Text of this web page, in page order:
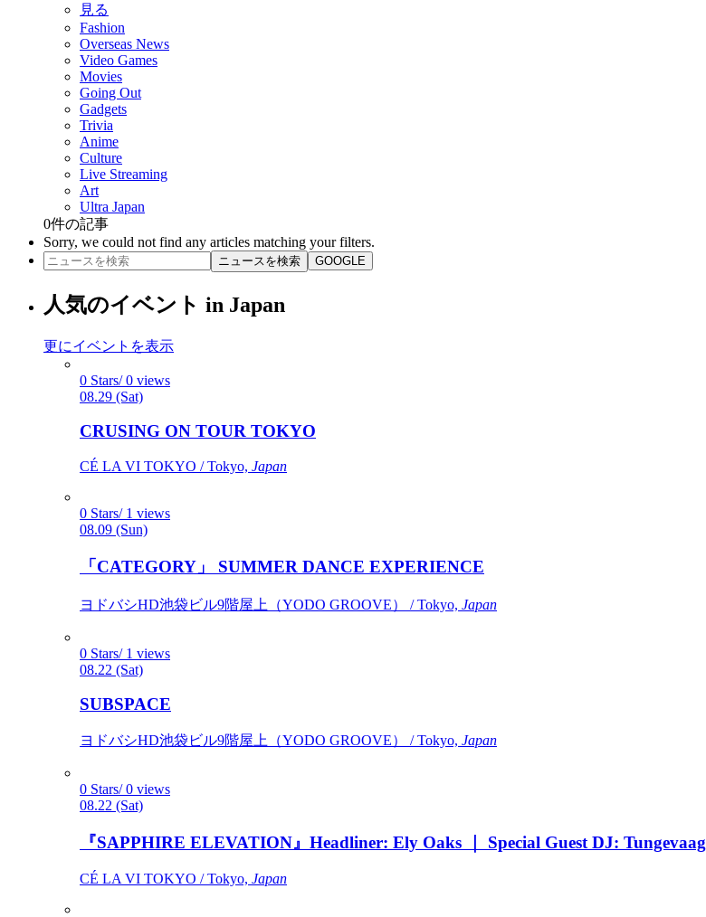
見る
Fashion
Overseas News
Video Games
Movies
Going Out
Gadgets
Trivia
Anime
Culture
Live Streaming
Art
Ultra Japan
0件の記事
Sorry, we could not find any articles matching your filters.
ニュースを検索 GOOGLE
人気のイベント in Japan
更にイベントを表示
0 Stars/ 0 views
08.29 (Sat)
CRUSING ON TOUR TOKYO
CÉ LA VI TOKYO / Tokyo, Japan
0 Stars/ 1 views
08.09 (Sun)
「CATEGORY」 SUMMER DANCE EXPERIENCE
ヨドバシHD池袋ビル9階屋上（YODO GROOVE） / Tokyo, Japan
0 Stars/ 1 views
08.22 (Sat)
SUBSPACE
ヨドバシHD池袋ビル9階屋上（YODO GROOVE） / Tokyo, Japan
0 Stars/ 0 views
08.22 (Sat)
『SAPPHIRE ELEVATION』Headliner: Ely Oaks ｜ Special Guest DJ: Tungevaag
CÉ LA VI TOKYO / Tokyo, Japan